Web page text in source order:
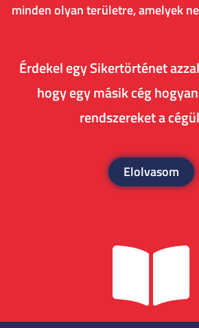
minden olyan területre, amelyek
Érdekel egy Sikertörténet
hogy egy másik cég
rendszereket a
Elolvasom